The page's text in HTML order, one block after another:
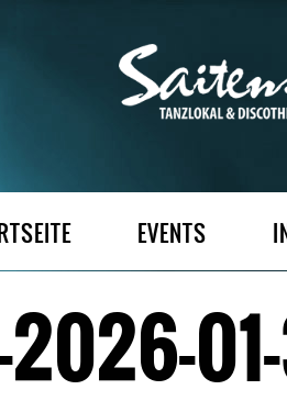
EVENTS
2026-